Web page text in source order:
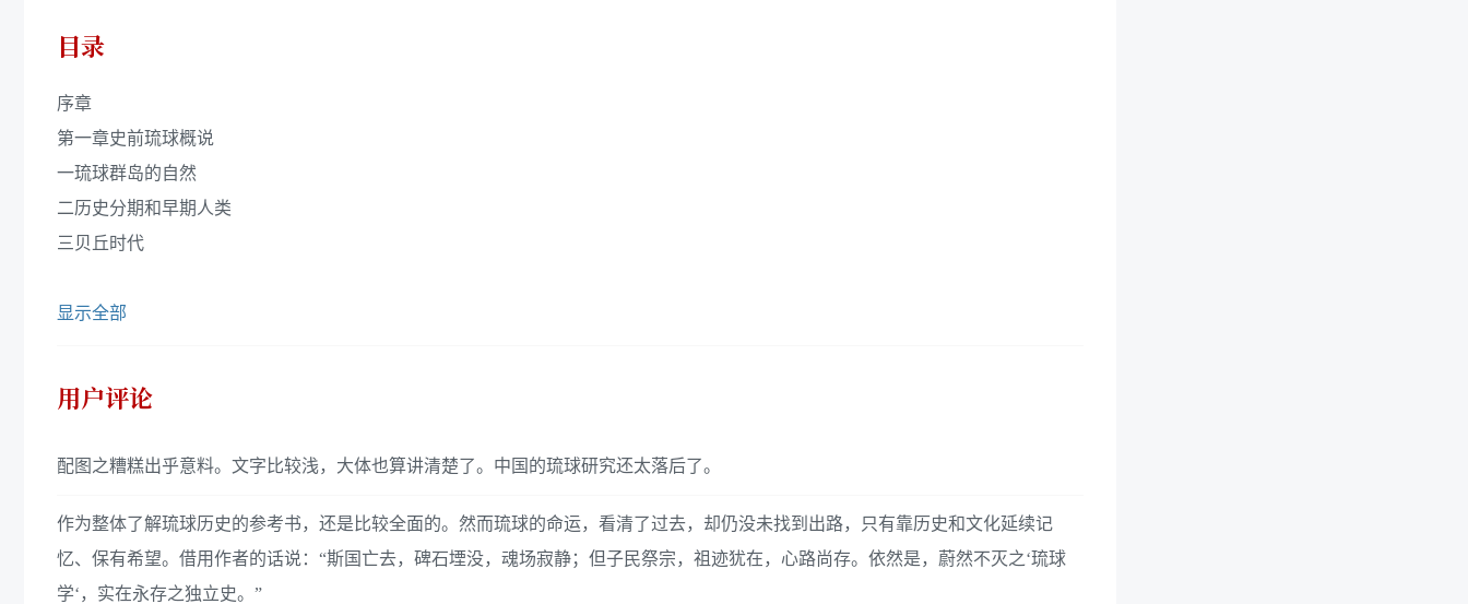
目录
序章
第一章史前琉球概说
一琉球群岛的自然
二历史分期和早期人类
三贝丘时代
显示全部
用户评论
配图之糟糕出乎意料。文字比较浅，大体也算讲清楚了。中国的琉球研究还太落后了。
作为整体了解琉球历史的参考书，还是比较全面的。然而琉球的命运，看清了过去，却仍没未找到出路，只有靠历史和文化延续记
忆、保有希望。借用作者的话说：“斯国亡去，碑石堙没，魂场寂静；但子民祭宗，祖迹犹在，心路尚存。依然是，蔚然不灭之‘琉球
学‘，实在永存之独立史。”